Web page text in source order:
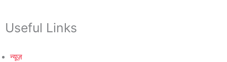
Useful Links
न्यूज़